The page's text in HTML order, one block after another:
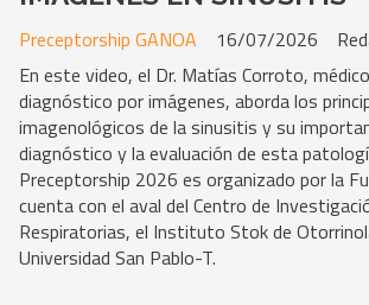
Preceptorship GANOA
16/07/2026
En este video, el Dr. Matías Corroto,
diagnóstico por imágenes, aborda los
imagenológicos de la sinusitis y su
diagnóstico y la evaluación de esta
Preceptorship 2026 es organizado por la
cuenta con el aval del Centro de
Respiratorias, el Instituto Stok de
Universidad San Pablo-T.